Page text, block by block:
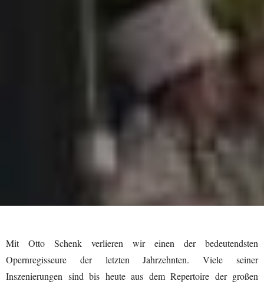
Mit Otto Schenk verlieren wir einen der bedeutendsten
Opernregisseure der letzten Jahrzehnten. Viele seiner
Inszenierungen sind bis heute aus dem Repertoire der großen